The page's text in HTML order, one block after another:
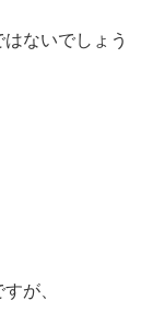
ないでしょう
が、